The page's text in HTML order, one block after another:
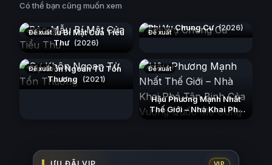
Có thể bạn cũng muốn xem
Đề xuất
Bảo Mẫu Bí Mật Của Tiểu
Thư (2026)
Đề xuất
Phi Vụ Chung Cư (2026)
Đề xuất
Sự Khôn Ngoan Từ Tổn
Thương
(2021)
Đề xuất
Hậu Phương Mạnh Nhất
Thế Giới – Nhà Khai Phá
Tân Binh Của Vương Quốc